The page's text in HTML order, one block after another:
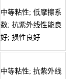
中等粘性; 低摩擦系
数; 抗紫外线性能良
好; 损性良好
中等粘性; 抗紫外线